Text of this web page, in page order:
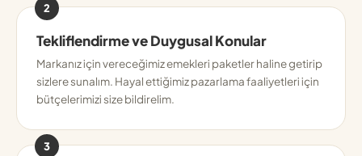
2
Tekliflendirme ve Duygusal Konular
Markanız için vereceğimiz emekleri paketler haline getirip
sizlere sunalım. Hayal ettiğimiz pazarlama faaliyetleri için
bütçelerimizi size bildirelim.
3